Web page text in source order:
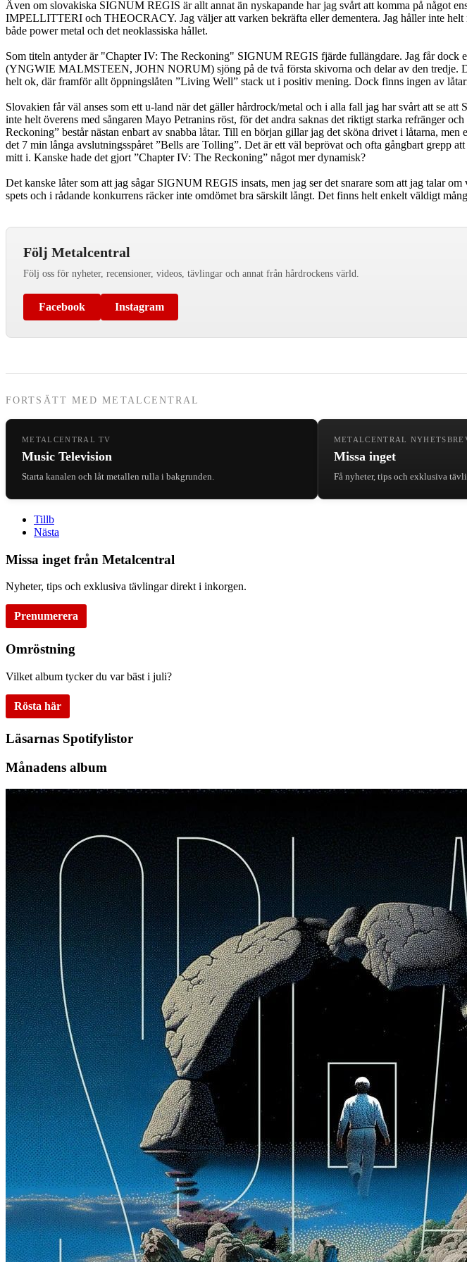
Även om slovakiska SIGNUM REGIS är allt annat än nyskapande har jag svårt att komma på något
IMPELLITTERI och THEOCRACY. Jag väljer att varken bekräfta eller dementera. Jag håller inte
både power metal och det neoklassiska hållet.
Som titeln antyder är "Chapter IV: The Reckoning" SIGNUM REGIS fjärde fullängdare. Jag får dock
(YNGWIE MALMSTEEN, JOHN NORUM) sjöng på de två första skivorna och delar av den tredje.
helt ok, där framför allt öppningslåten ”Living Well” stack ut i positiv mening. Dock finns ingen av
Slovakien får väl anses som ett u-land när det gäller hårdrock/metal och i alla fall jag har svårt att se
inte helt överens med sångaren Mayo Petranins röst, för det andra saknas det riktigt starka refränger
Reckoning” består nästan enbart av snabba låtar. Till en början gillar jag det sköna drivet i låtarna,
det 7 min långa avslutningsspåret ”Bells are Tolling”. Det är ett väl beprövat och ofta gångbart grepp
mitt i. Kanske hade det gjort ”Chapter IV: The Reckoning” något mer dynamisk?
Det kanske låter som att jag sågar SIGNUM REGIS insats, men jag ser det snarare som att jag talar
spets och i rådande konkurrens räcker inte omdömet bra särskilt långt. Det finns helt enkelt väldigt
Följ Metalcentral
Följ oss för nyheter, recensioner, videos, tävlingar och annat från hårdrockens värld.
Facebook Instagram
FORTSÄTT MED METALCENTRAL
METALCENTRAL TV
Music Television
Starta kanalen och låt metallen rulla i bakgrunden.
METALCENTRAL
Missa inget
Få nyheter, tips och exklusiva
Tillb
Nästa
Missa inget från Metalcentral
Nyheter, tips och exklusiva tävlingar direkt i inkorgen.
Prenumerera
Omröstning
Vilket album tycker du var bäst i juli?
Rösta här
Läsarnas Spotifylistor
Månadens album